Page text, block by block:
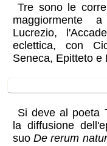
Tre sono le
maggiormente
Lucrezio,
eclettica, con
Seneca, Epitteto e
Si deve al poeta
la diffusione
suoDe rerum